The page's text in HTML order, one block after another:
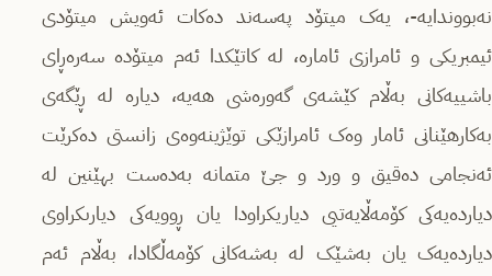
نەبووندایە-، یەک میتۆد پەسەند دەکات ئەویش میتۆدى
ئیمبریکى و ئامرازى ئامارە، لە کاتێکدا ئەم میتۆدە سەرەڕاى
باشییەکانى بەڵام کێشەى گەورەشى هەیە، دیارە لە ڕێگەى
بەکارهێنانی ئامار وەک ئامرازێکی توێژینەوەى زانستی دەکرێت
ئەنجامى دەقیق و ورد و جێ متمانە بەدەست بهێنین لە
دیاردەیەکی کۆمەڵایەتیی دیاریکراودا یان ڕوویەکی دیارىکراوى
دیاردەیەک یان بەشێک لە بەشەکانى کۆمەڵگادا، بەڵام ئەم